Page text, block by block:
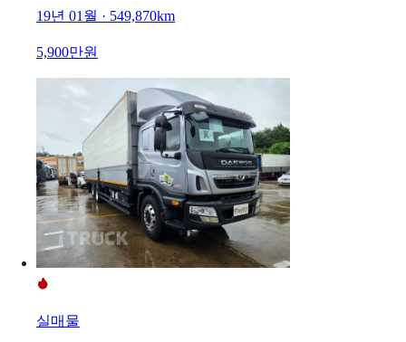
19년 01월 · 549,870km
5,900만원
실매물